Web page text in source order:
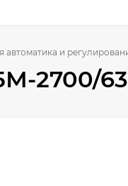
автоматика и
2700/